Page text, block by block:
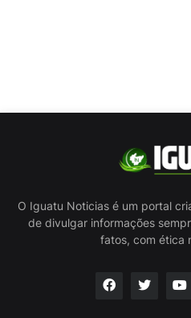
O Iguatu Noticias é um portal
de divulgar informações
fatos, com ética